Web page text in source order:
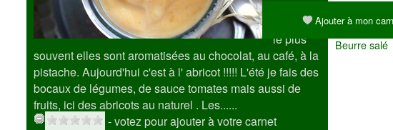
Ajouter à mon
desserts,
le plus
souvent elles sont aromatisées au chocolat, au café, à la
pistache. Aujourd'hui c'est à l' abricot !!!!! L'été je fais des
bocaux de légumes, de sauce tomates mais aussi de
fruits, ici des abricots au naturel . Les......
- votez pour ajouter à votre carnet
Desserts
Beurre salé